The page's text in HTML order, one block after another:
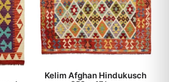
Kelim Afghan Hindukusch